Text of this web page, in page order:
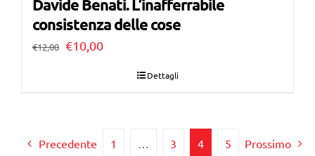
Davide Benati. L’inafferrabile
consistenza delle cose
€12,00 Il
€10,00Il
Dettagli
Precedente 1 … 3 4 5 Prossimo